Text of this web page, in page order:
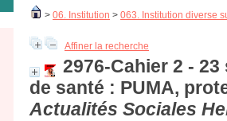
> 06. Institution > 063. Institution diverse
Affiner la recherche
2976-Cahier 2 -
de santé : PUMA,
Actualités Sociales